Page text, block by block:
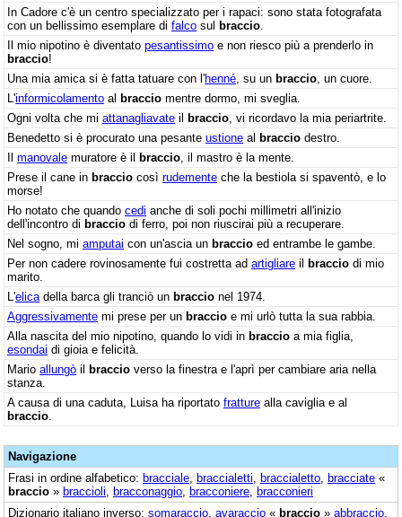
In Cadore c'è un centro specializzato per i rapaci: sono stata fotografata
con un bellissimo esemplare di falco sul braccio
Il mio nipotino è diventato pesantissimo e non riesco più a prenderlo in
braccio!
Una mia amica si è fatta tatuare con l'henné , su un braccio , un cuore.
L'informicolamento al braccio mentre dormo, mi sveglia.
Ogni volta che mi attanagliavate il braccio , vi ricordavo la mia periartrite.
Benedetto si è procurato una pesante ustione al braccio destro.
Il manovale muratore è il braccio , il mastro è la mente.
Prese il cane in braccio così rudemente che la bestiola si spaventò, e lo
morse!
Ho notato che quando cedi anche di soli pochi millimetri all'inizio
dell'incontro di braccio di ferro, poi non riuscirai più a recuperare.
Nel sogno, mi amputai con un'ascia un braccio ed entrambe le gambe.
Per non cadere rovinosamente fui costretta ad artigliare il braccio di mio
marito.
L'elica della barca gli tranciò un braccio nel 1974.
Aggressivamente mi prese per un braccio e mi urlò tutta la sua rabbia.
Alla nascita del mio nipotino, quando lo vidi in braccio a mia figlia,
esondai di gioia e felicità.
Mario allungò il braccio verso la finestra e l'aprì per cambiare aria nella
stanza.
A causa di una caduta, Luisa ha riportato fratture alla caviglia e al
braccio
Navigazione
Frasi in ordine alfabetico: bracciale braccialetti braccialetto bracciate «
braccio » braccioli bracconaggio bracconiere bracconieri
Dizionario italiano inverso: somaraccio avaraccio « braccio » abbraccio